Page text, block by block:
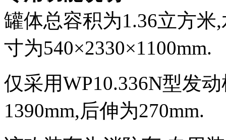
罐体总容积为1.36立方米
寸为540×2330×1100mm.
仅采用WP10.336N型发
1390mm,后伸为270mm.